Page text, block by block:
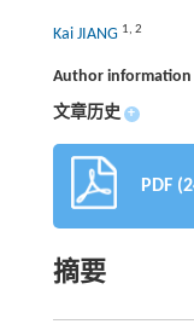
Kai JIANG 1, 2
Author information
文章历史 +
PDF
摘要